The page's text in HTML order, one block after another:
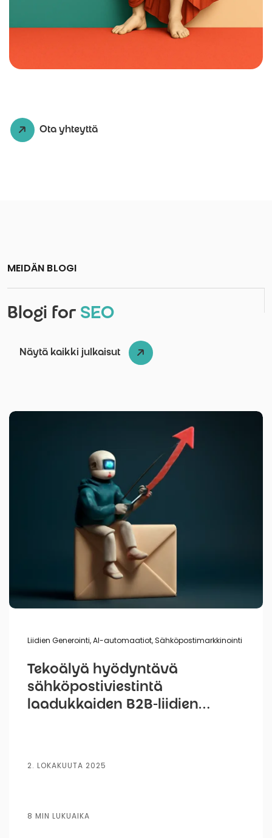
Ota yhteyttä
MEIDÄN BLOGI
Blogi for SEO
Näytä kaikki julkaisut
Liidien Generointi,AI-automaatiot,Sähköpostimarkkinointi
Tekoälyä hyödyntävä
sähköpostiviestintä
laadukkaiden B2B-liidien
2. LOKAKUUTA 2025
8 MIN LUKUAIKA